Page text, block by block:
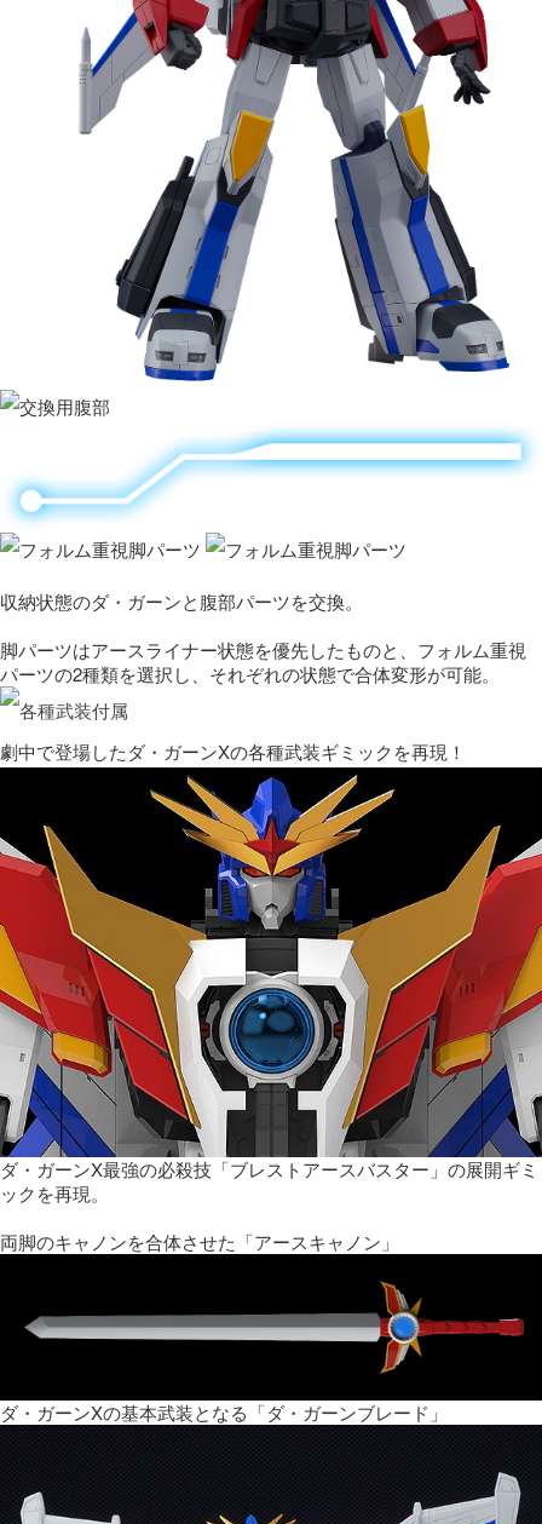
収納状態のダ・ガーンと腹部パーツを交換。
脚パーツはアースライナー状態を優先したものと、フォルム重視
パーツの2種類を選択し、それぞれの状態で合体変形が可能。
劇中で登場したダ・ガーンXの各種武装ギミックを再現！
ダ・ガーンX最強の必殺技「ブレストアースバスター」の展開ギミ
ックを再現。
両脚のキャノンを合体させた「アースキャノン」
ダ・ガーンXの基本武装となる「ダ・ガーンブレード」